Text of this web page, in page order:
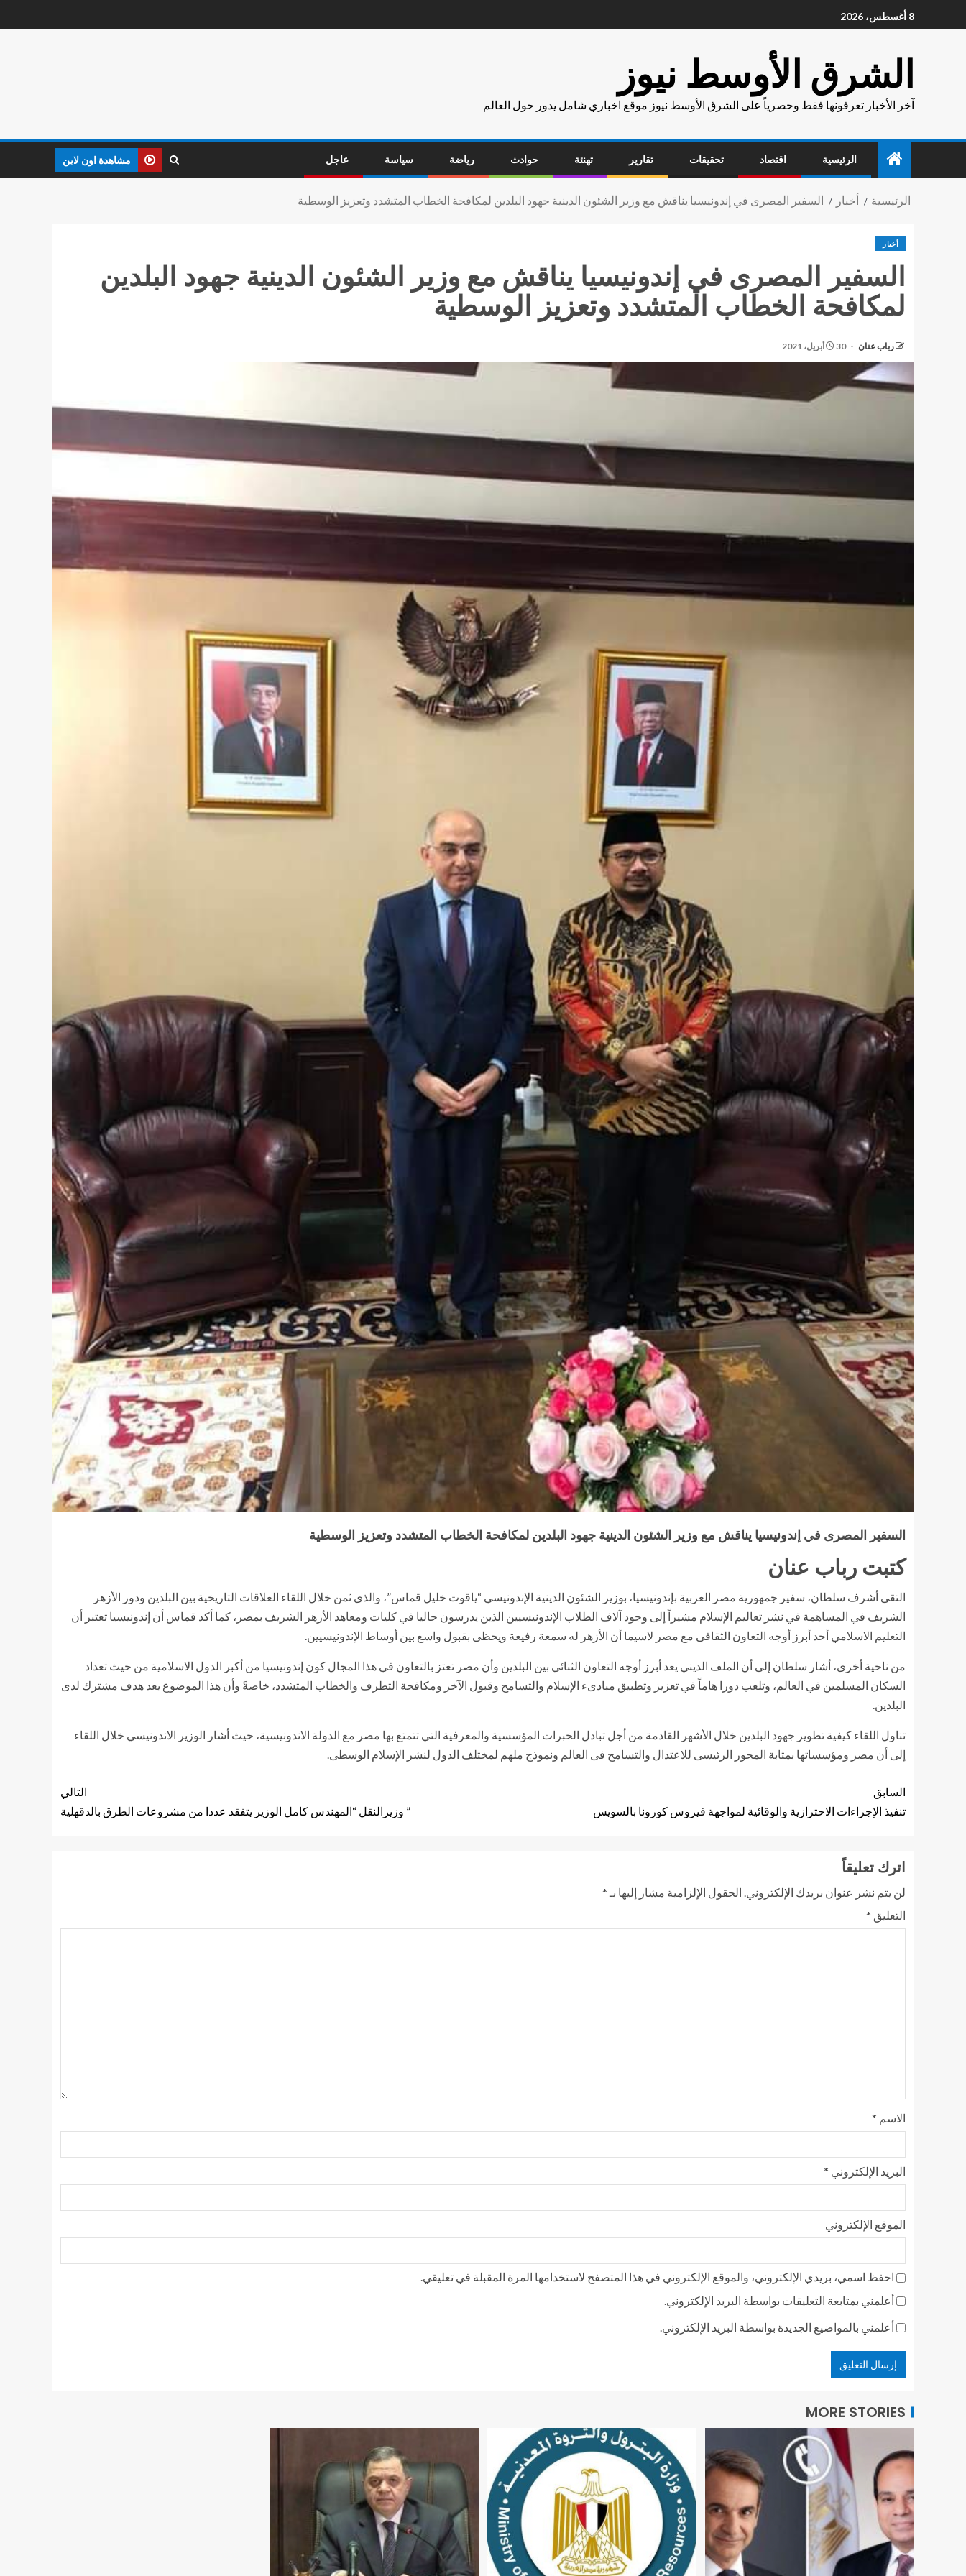
8 أغسطس، 2026
الشرق الأوسط نيوز
آخر الأخبار تعرفونها فقط وحصرياً على الشرق الأوسط نيوز موقع اخباري شامل يدور حول العالم
الرئيسية اقتصاد تحقيقات تقارير تهنئة حوادث رياضة سياسة عاجل مشاهدة اون لاين
الرئيسية أخبار السفير المصرى في إندونيسيا يناقش مع وزير الشئون الدينية جهود البلدين لمكافحة الخطاب المتشدد وتعزيز الوسطية‎
أخبار
السفير المصرى في إندونيسيا يناقش مع وزير الشئون الدينية جهود البلدين
لمكافحة الخطاب المتشدد وتعزيز الوسطية‎
رباب عنان 30 أبريل، 2021
السفير المصرى في إندونيسيا يناقش مع وزير الشئون الدينية جهود البلدين لمكافحة الخطاب المتشدد وتعزيز الوسطية‎
كتبت رباب عنان
التقى أشرف سلطان، سفير جمهورية مصر العربية بإندونيسيا، بوزير الشئون الدينية الإندونيسي “ياقوت خليل قماس”، والذى ثمن خلال اللقاء العلاقات التاريخية بين البلدين ودور الأزهر
الشريف في المساهمة في نشر تعاليم الإسلام مشيراً إلى وجود آلاف الطلاب الإندونيسيين الذين يدرسون حاليا في كليات ومعاهد الأزهر الشريف بمصر، كما أكد قماس أن إندونيسيا تعتبر أن
التعليم الاسلامي أحد أبرز أوجه التعاون الثقافى مع مصر لاسيما أن الأزهر له سمعة رفيعة ويحظى بقبول واسع بين أوساط الإندونيسيين.
من ناحية أخرى، أشار سلطان إلى أن الملف الديني يعد أبرز أوجه التعاون الثنائي بين البلدين وأن مصر تعتز بالتعاون في هذا المجال كون إندونيسيا من أكبر الدول الاسلامية من حيث تعداد
السكان المسلمين في العالم، وتلعب دورا هاماً في تعزيز وتطبيق مبادىء الإسلام والتسامح وقبول الآخر ومكافحة التطرف والخطاب المتشدد، خاصةً وأن هذا الموضوع يعد هدف مشترك لدى
البلدين.
تناول اللقاء كيفية تطوير جهود البلدين خلال الأشهر القادمة من أجل تبادل الخبرات المؤسسية والمعرفية التي تتمتع بها مصر مع الدولة الاندونيسية، حيث أشار الوزير الاندونيسي خلال اللقاء
إلى أن مصر ومؤسساتها بمثابة المحور الرئيسى للاعتدال والتسامح فى العالم ونموذج ملهم لمختلف الدول لنشر الإسلام الوسطى.
السابق
تنفيذ الإجراءات الاحترازية والوقائية لمواجهة فيروس كورونا بالسويس
التالي
” وزيرالنقل “المهندس كامل الوزير يتفقد عددا من مشروعات الطرق بالدقهلية
اترك تعليقاً
لن يتم نشر عنوان بريدك الإلكتروني. الحقول الإلزامية مشار إليها بـ *
التعليق *
الاسم *
البريد الإلكتروني *
الموقع الإلكتروني
احفظ اسمي، بريدي الإلكتروني، والموقع الإلكتروني في هذا المتصفح لاستخدامها المرة المقبلة في تعليقي.
أعلمني بمتابعة التعليقات بواسطة البريد الإلكتروني.
أعلمني بالمواضيع الجديدة بواسطة البريد الإلكتروني.
MORE STORIES